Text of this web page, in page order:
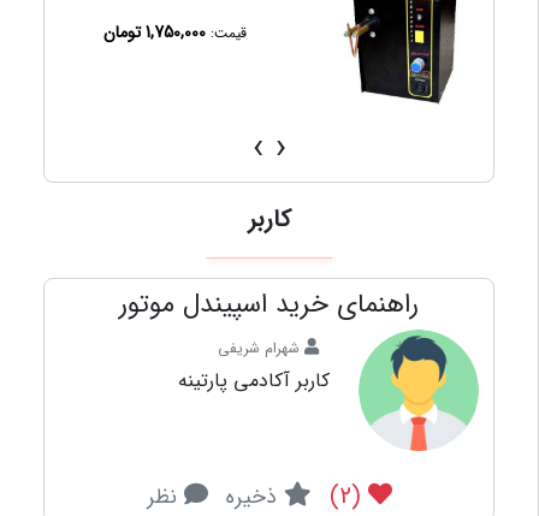
قیمت: 1,750,000 تومان
‹
›
کاربر
راهنمای خرید اسپیندل موتور
شهرام شریفی
کاربر آکادمی پارتینه
ذخیره نظر